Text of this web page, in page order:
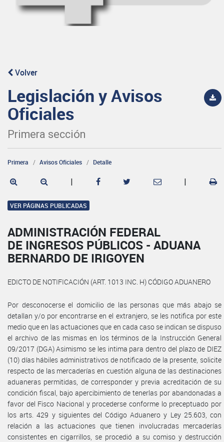
Volver
Legislación y Avisos
Oficiales
Primera sección
Primera Avisos Oficiales Detalle
| |
VER PÁGINAS PUBLICADAS
ADMINISTRACIÓN FEDERAL
DE INGRESOS PÚBLICOS - ADUANA
BERNARDO DE IRIGOYEN
EDICTO DE NOTIFICACIÓN (ART. 1013 INC. H) CÓDIGO ADUANERO
Por desconocerse el domicilio de las personas que más abajo se
detallan y/o por encontrarse en el extranjero, se les notifica por este
medio que en las actuaciones que en cada caso se indican se dispuso
el archivo de las mismas en los términos de la Instrucción General
09/2017 (DGA) Asimismo se les intima para dentro del plazo de DIEZ
(10) días hábiles administrativos de notificado de la presente, solicite
respecto de las mercaderías en cuestión alguna de las destinaciones
aduaneras permitidas, de corresponder y previa acreditación de su
condición fiscal, bajo apercibimiento de tenerlas por abandonadas a
favor del Fisco Nacional y procederse conforme lo preceptuado por
los arts. 429 y siguientes del Código Aduanero y Ley 25.603, con
relación a las actuaciones que tienen involucradas mercaderías
consistentes en cigarrillos, se procedió a su comiso y destrucción